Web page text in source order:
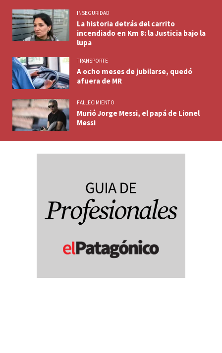
INSEGURIDAD
La historia detrás del carrito
incendiado en Km 8: la Justicia bajo la
lupa
TRANSPORTE
A ocho meses de jubilarse, quedó
afuera de MR
FALLECIMIENTO
Murió Jorge Messi, el papá de Lionel
Messi